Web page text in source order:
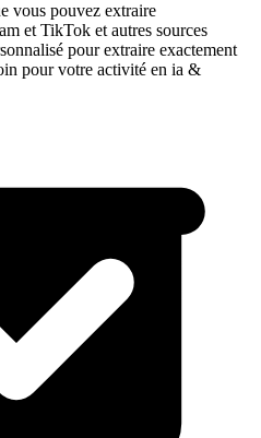
vous pouvez extraire
et TikTok et autres sources
pour extraire exactement
pour votre activité en ia &